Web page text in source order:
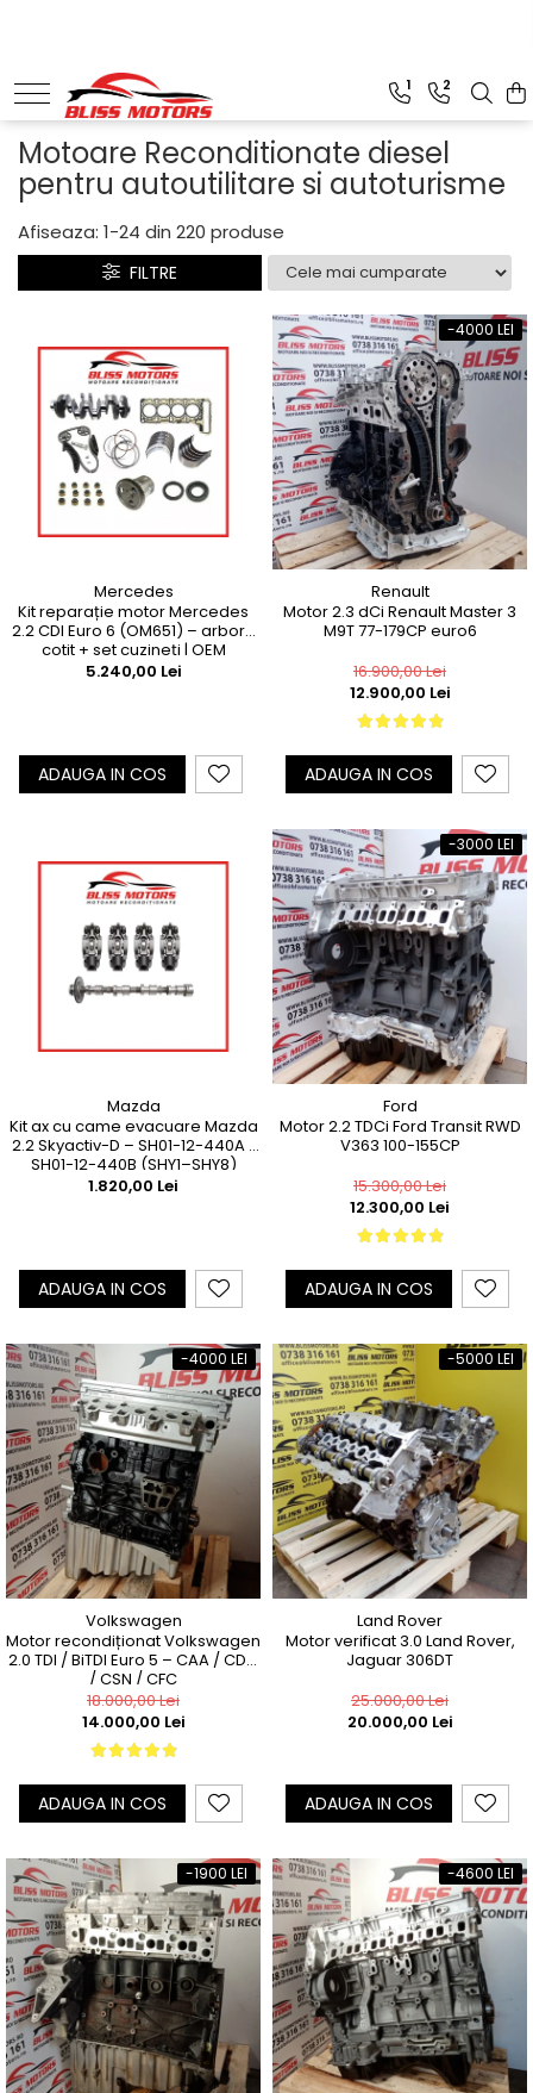
Piese Motoare
Turbosuflante și accesorii
Kituri de reparații
Chiulase
Piese Camioane
Vibrochen camioane
1 2
Motoare Reconditionate diesel
pentru autoutilitare si autoturisme
Afiseaza: 1-24 din 220 produse
FILTRE
Mercedes
Kit reparație motor Mercedes
2.2 CDI Euro 6 (OM651) – arbore
cotit + set cuzineți | OEM
compatibil
5.240,00 Lei
ADAUGA IN COS
-4000 LEI
Renault
Motor 2.3 dCi Renault Master 3
M9T 77-179CP euro6
16.900,00 Lei
12.900,00 Lei
ADAUGA IN COS
Mazda
Kit ax cu came evacuare Mazda
2.2 Skyactiv-D – SH01-12-440A /
SH01-12-440B (SHY1–SHY8)
1.820,00 Lei
ADAUGA IN COS
-3000 LEI
Ford
Motor 2.2 TDCi Ford Transit RWD
V363 100-155CP
15.300,00 Lei
12.300,00 Lei
ADAUGA IN COS
-4000 LEI
Volkswagen
Motor recondiționat Volkswagen
2.0 TDI / BiTDI Euro 5 – CAA / CDC
/ CSN / CFC
18.000,00 Lei
14.000,00 Lei
ADAUGA IN COS
-5000 LEI
Land Rover
Motor verificat 3.0 Land Rover,
Jaguar 306DT
25.000,00 Lei
20.000,00 Lei
ADAUGA IN COS
-1900 LEI -4600 LEI